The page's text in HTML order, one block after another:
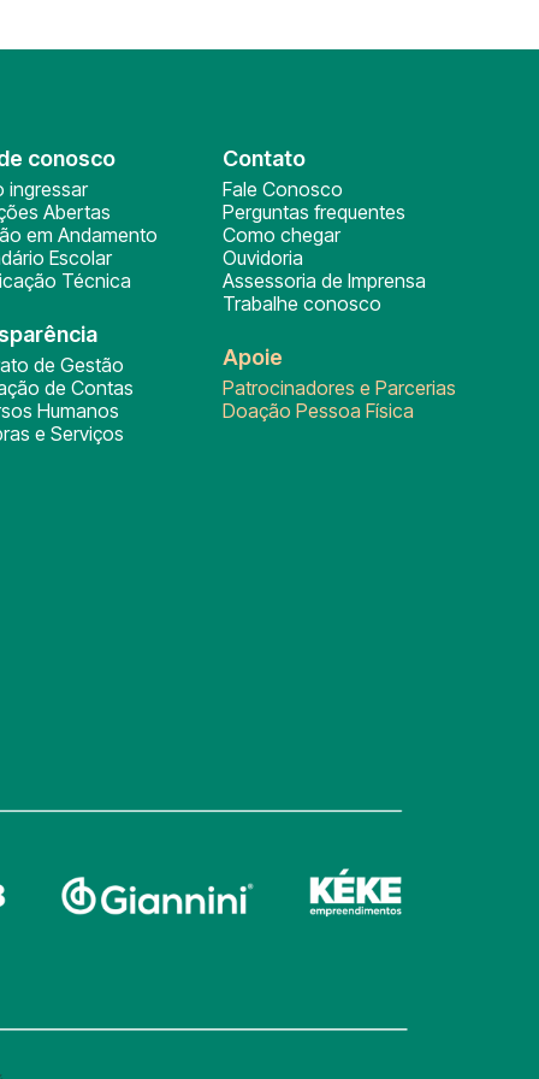
conosco
ingressar
Abertas
em Andamento
Escolar
Técnica
de Gestão
de Contas
Humanos
e Serviços
Contato
Fale Conosco
Perguntas frequentes
Como chegar
Ouvidoria
Assessoria de Imprensa
Trabalhe conosco
Apoie
Patrocinadores e Parcerias
Doação Pessoa Física